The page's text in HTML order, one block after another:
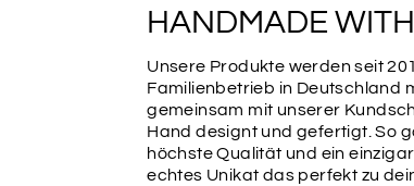
HANDMADE
Unsere Produkte werden seit
Familienbetrieb in Deutschland
gemeinsam mit unserer
Hand designt und gefertigt. So
höchste Qualität und ein
echtes Unikat das perfekt zu